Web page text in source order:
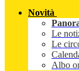
Novità
Le
Le
Albo